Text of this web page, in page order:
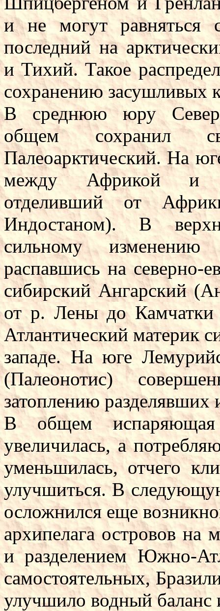
и не могут равняться
последний на
и Тихий. Такое
сохранению засушливых
В среднюю юру
общем сохранил
Палеоарктический. На
между Африкой и
отделивший от
Индостаном). В
сильному изменению
распавшись на северно-
сибирский Ангарский
от р. Лены до Камчатки
Атлантический материк
западе. На юге
(Палеонотис)
затоплению разделявших
В общем испаряющая
увеличилась, а
уменьшилась, отчего
улучшиться. В
осложнился еще
архипелага островов
и разделением Южно-
самостоятельных,
улучшило водный баланс